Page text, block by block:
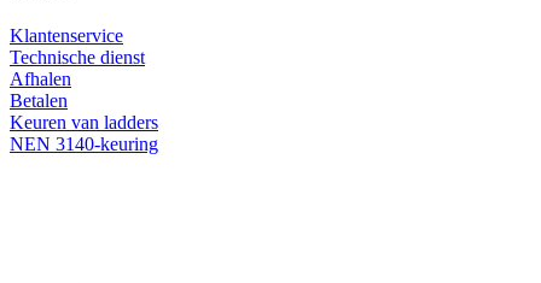
Klantenservice
Technische dienst
Afhalen
Betalen
Keuren van ladders
NEN 3140-keuring